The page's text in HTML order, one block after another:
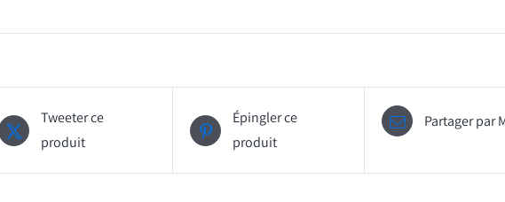
Tweeter ce
produit
Épingler ce
produit
Partager par